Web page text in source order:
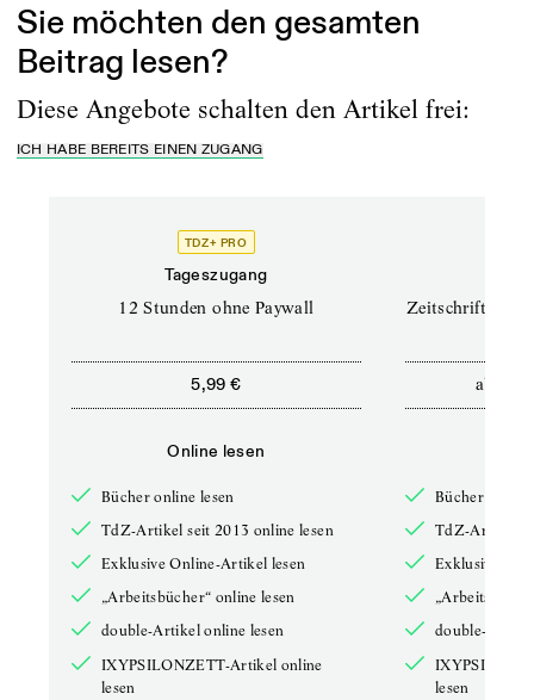
Sie möchten den gesamten
Beitrag lesen?
Diese Angebote schalten den Artikel frei:
ICH HABE BEREITS EINEN ZUGANG
TDZ+ PRO
Tageszugang
12 Stunden ohne Paywall
5,99 €
Online lesen
Bücher online lesen
TdZ-Artikel seit 2013 online lesen
Exklusive Online-Artikel lesen
„Arbeitsbücher“ online lesen
double-Artikel online lesen
IXYPSILONZETT-Artikel online
lesen
Zeitschriften
ab
Bücher online
TdZ-Artikel
Exklusive
double-
lesen